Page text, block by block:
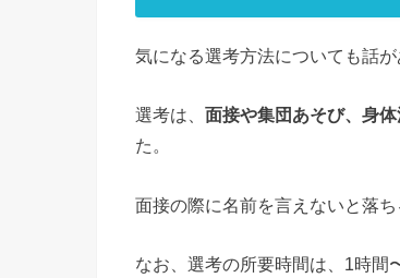
気になる選考方法についても話が
選考は、 面接や集団あそび、身
た。
面接の際に名前を言えないと落
なお、選考の所要時間は、1時間